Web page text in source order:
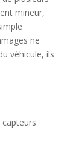
mineur,
ne
véhicule, ils